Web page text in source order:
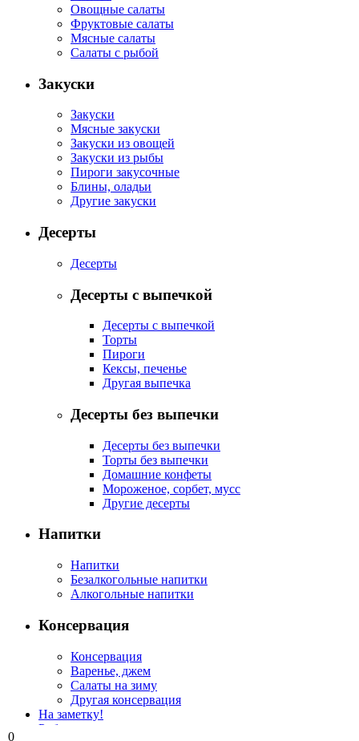
0
Овощные салаты
Фруктовые салаты
Мясные салаты
Салаты с рыбой
Закуски
Закуски
Мясные закуски
Закуски из овощей
Закуски из рыбы
Пироги закусочные
Блины, оладьи
Другие закуски
Десерты
Десерты
Десерты с выпечкой
Десерты с выпечкой
Торты
Пироги
Кексы, печенье
Другая выпечка
Десерты без выпечки
Десерты без выпечки
Торты без выпечки
Домашние конфеты
Мороженое, сорбет, мусс
Другие десерты
Напитки
Напитки
Безалкогольные напитки
Алкогольные напитки
Консервация
Консервация
Варенье, джем
Салаты на зиму
Другая консервация
На заметку!
Рубрикатор